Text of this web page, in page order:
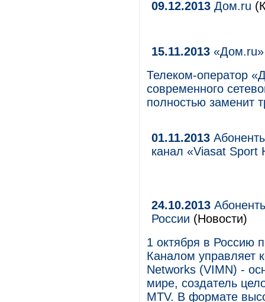
09.12.2013 Дом.ru
15.11.2013 «Дом.ru»
Телеком-оператор
современного
полностью заменит
01.11.2013
канал «Viasat Sport
24.10.2013
России (Новости)
1 октября в Россию
Каналом управляет
Networks (VIMN) -
мире, создатель
MTV. В формате